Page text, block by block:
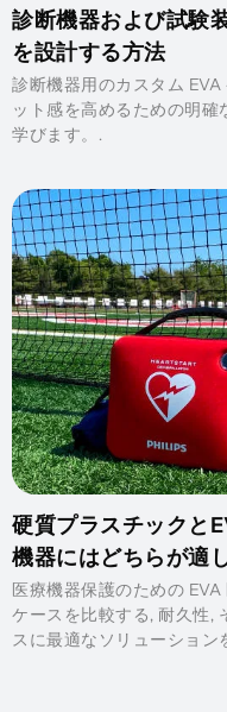
診断機器および試験
を設計する方法
診断機器用のカスタム
ット感を高めるための明
学びます。.
硬質プラスチックと
機器にはどちらが適
医療機器保護のための
ケースを比較する, 耐久性,
スに最適なソリューション